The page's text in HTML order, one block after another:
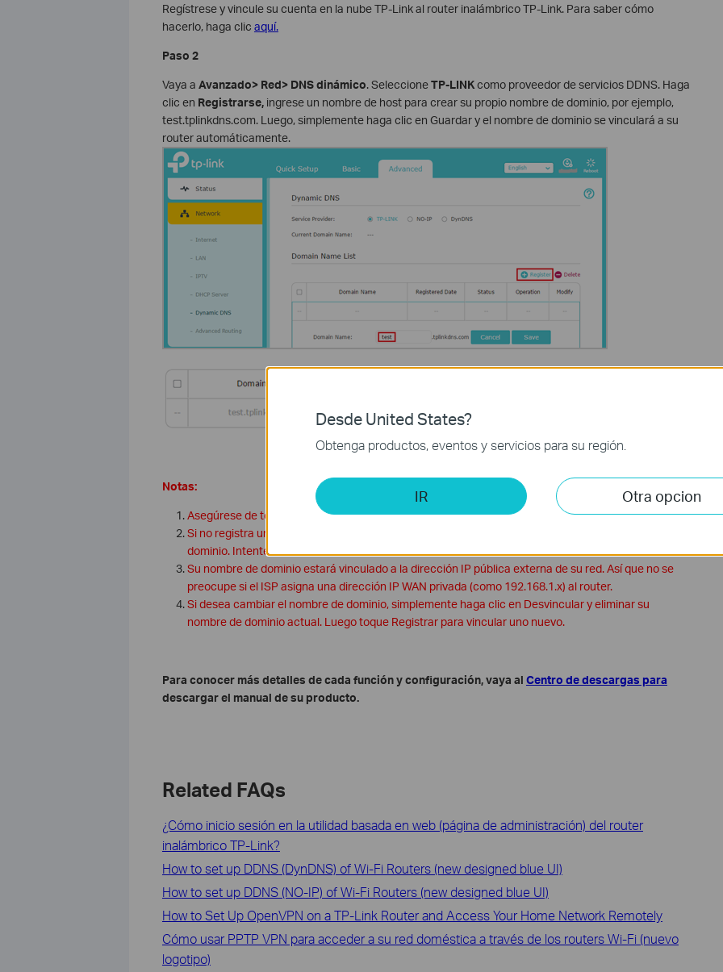
Regístrese y vincule su cuenta en la nube TP-Link al router inalámbrico TP-Link. Para saber cómo
hacerlo, haga clic aquí.
Paso 2
Vaya a Avanzado> Red> DNS dinámico. SeleccioneTP-LINKcomo proveedor de servicios DDNS. Haga
clic en Registrarse,ingrese un nombre de host para crear su propio nombre de dominio, por ejemplo,
test.tplinkdns.com. Luego, simplemente haga clic en Guardar y el nombre de dominio se vinculará a su
router automáticamente.
Notas:
Asegúrese de tener Internet cuando registre un nombre de dominio TP-LINK.
Si no registra un nombre de dominio TP-LINK, significa que otros han registrado su nombre de
dominio. Intente cambiar otro nombre de host.
Su nombre de dominio estará vinculado a la dirección IP pública externa de su red. Así que no se
preocupe si el ISP asigna una dirección IP WAN privada (como 192.168.1.x) al router.
Si desea cambiar el nombre de dominio, simplemente haga clic en Desvincular y eliminar su
nombre de dominio actual. Luego toque Registrar para vincular uno nuevo.
Para conocer más detalles de cada función y configuración, vaya al Centro de descargas para
descargar el manual de su producto.
Related FAQs
¿Cómo inicio sesión en la utilidad basada en web (página de administración) del router
inalámbrico TP-Link?
How to set up DDNS (DynDNS) of Wi-Fi Routers (new designed blue UI)
How to set up DDNS (NO-IP) of Wi-Fi Routers (new designed blue UI)
How to Set Up OpenVPN on a TP-Link Router and Access Your Home Network Remotely
Cómo usar PPTP VPN para acceder a su red doméstica a través de los routers Wi-Fi (nuevo
logotipo)
Desde United States?
Obtenga productos, eventos y servicios para su región.
IR Otra opcion